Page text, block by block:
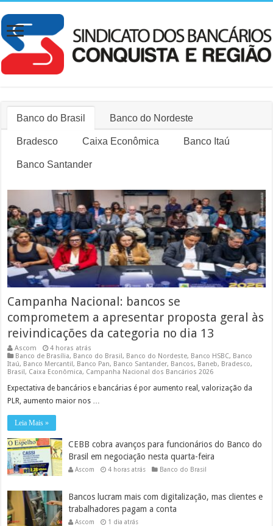
Banco do Brasil Banco do Nordeste
Bradesco Caixa Econômica Banco Itaú
Banco Santander
Campanha Nacional: bancos se
comprometem a apresentar proposta geral às
reivindicações da categoria no dia 13
Ascom
4 horas atrás
Banco de Brasília, Banco do Brasil, Banco do Nordeste, Banco HSBC, Banco
Itaú, Banco Mercantil, Banco Pan, Banco Santander, Bancos, Baneb, Bradesco,
Brasil, Caixa Econômica, Campanha Nacional dos Bancários 2026
Expectativa de bancários e bancárias é por aumento real, valorização da
PLR, aumento maior nos …
Leia Mais »
CEBB cobra avanços para funcionários do Banco do
Brasil em negociação nesta quarta-feira
Ascom 4 horas atrás Banco do Brasil
Bancos lucram mais com digitalização, mas clientes e
trabalhadores pagam a conta
Ascom
1 dia atrás